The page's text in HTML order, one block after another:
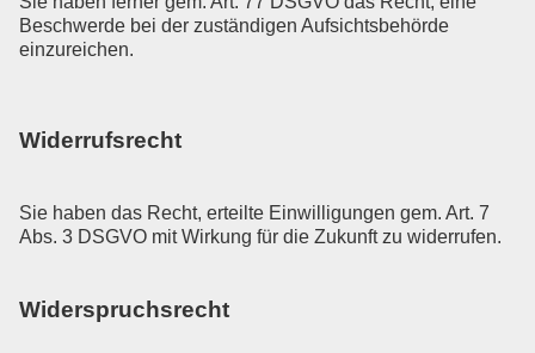
Beschwerde bei der zuständigen Aufsichtsbehörde
einzureichen.
Widerrufsrecht
Sie haben das Recht, erteilte Einwilligungen gem. Art. 7
Abs. 3 DSGVO mit Wirkung für die Zukunft zu widerrufen.
Widerspruchsrecht